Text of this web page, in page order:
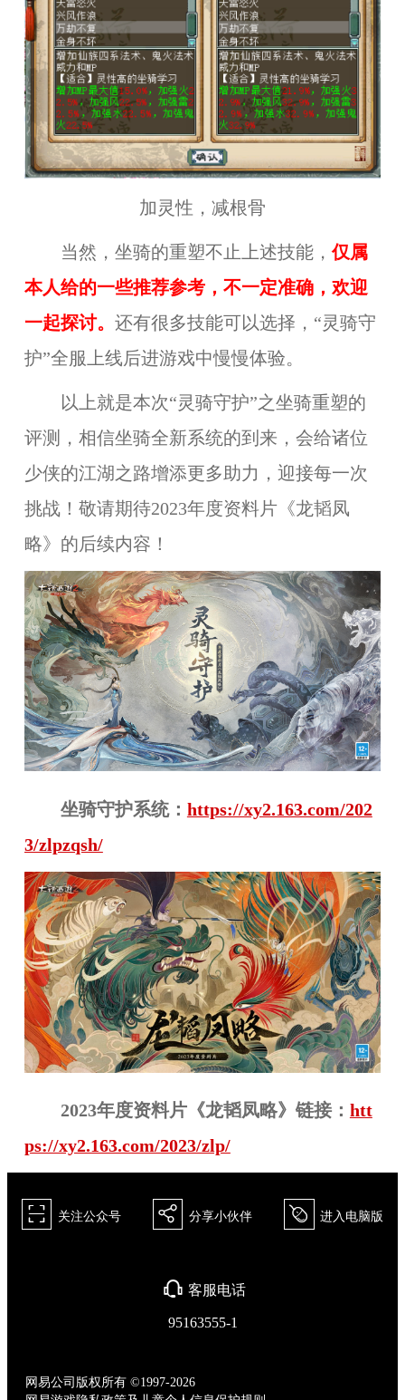
加灵性，减根骨
当然，坐骑的重塑不止上述技能，仅属
本人给的一些推荐参考，不一定准确，欢迎
一起探讨。 还有很多技能可以选择，“灵骑守
护”全服上线后进游戏中慢慢体验。
以上就是本次“灵骑守护”之坐骑重塑的
评测，相信坐骑全新系统的到来，会给诸位
少侠的江湖之路增添更多助力，迎接每一次
挑战！敬请期待2023年度资料片《龙韬凤
略》的后续内容！
坐骑守护系统： https://xy2.163.com/202
3/zlpzqsh/
2023年度资料片《龙韬凤略》链接： htt
ps://xy2.163.com/2023/zlp/
򰀁 关注公众号 򰀂 分享小伙伴 򰀄 进入电脑版
򰀃 客服电话
95163555-1
网易公司版权所有 ©1997-2026